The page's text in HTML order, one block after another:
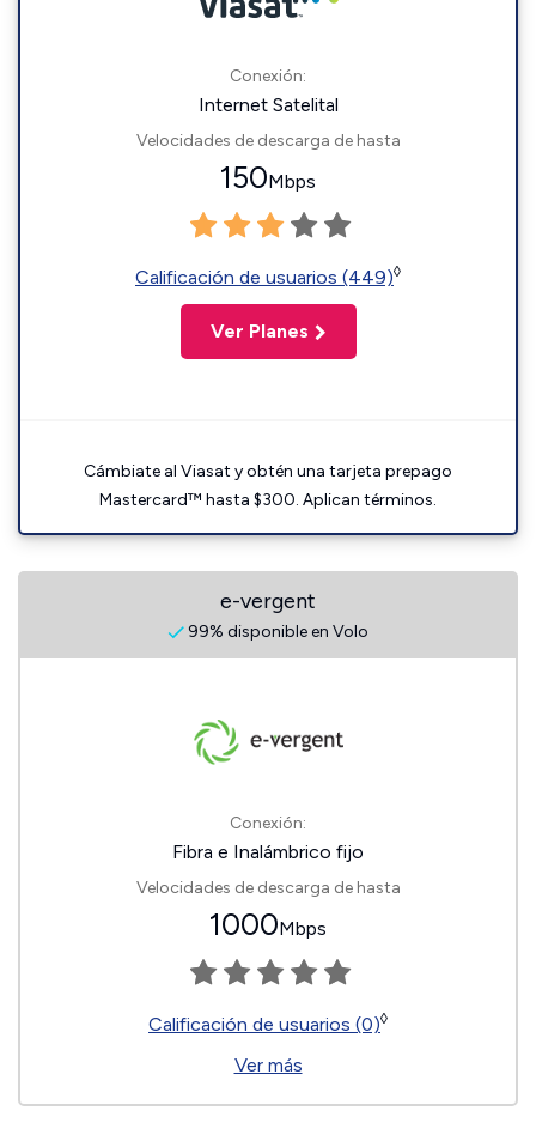
Conexión:
Internet Satelital
Velocidades de descarga de hasta
150Mbps
Calificación de usuarios (449)◊
Ver Planes
Cámbiate al Viasat y obtén una tarjeta prepago
Mastercard™ hasta $300. Aplican términos.
e-vergent
99% disponible en Volo
Conexión:
Fibra e Inalámbrico fijo
Velocidades de descarga de hasta
1000Mbps
Calificación de usuarios (0)◊
Ver más